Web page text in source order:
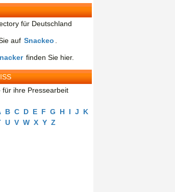
für Deutschland
auf Snackeo
finden Sie hier.
ihre Pressearbeit
B C D E F G H I J
K
U V W X Y Z